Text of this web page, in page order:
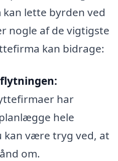
lette byrden ved
nogle af de vigtigste
kan bidrage:
har
hele
kan være tryg ved, at
om.